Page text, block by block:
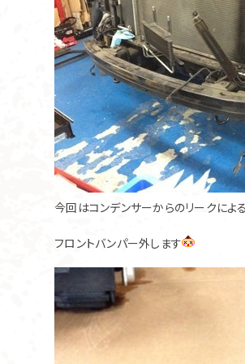
今回はコンデンサーからのリークによ
フロントバンパー外します